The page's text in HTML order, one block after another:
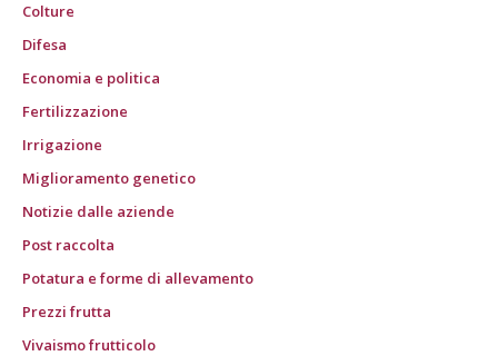
Colture
Difesa
Economia e politica
Fertilizzazione
Irrigazione
Miglioramento genetico
Notizie dalle aziende
Post raccolta
Potatura e forme di allevamento
Prezzi frutta
Vivaismo frutticolo